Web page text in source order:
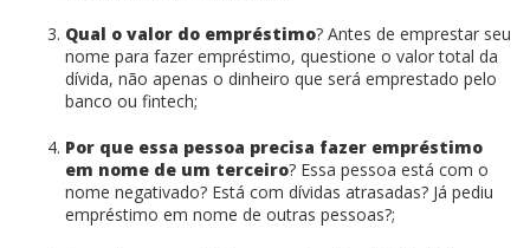
Qual o valor do empréstimo? Antes de emprestar seu
nome para fazer empréstimo, questione o valor total da
dívida, não apenas o dinheiro que será emprestado pelo
banco ou fintech;
Por que essa pessoa precisa fazer empréstimo
em nome de um terceiro? Essa pessoa está com o
nome negativado? Está com dívidas atrasadas? Já pediu
empréstimo em nome de outras pessoas?;